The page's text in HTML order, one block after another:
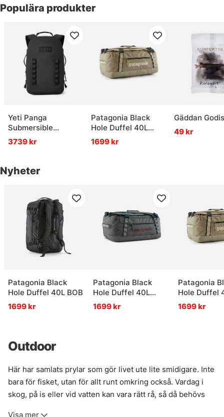
Populära produkter
Yeti Panga
Submersible
Backpack 28L Black
3739 kr
Patagonia Black
Hole Duffel 40L
WSTO
1699 kr
Gäddan Godis
49 kr
Nyheter
Patagonia Black
Hole Duffel 40L BOB
1699 kr
Patagonia Black
Hole Duffel 40L
NGRY
1699 kr
Patagonia
Hole Duffel
WSTO
1699 kr
Outdoor
Här har samlats prylar som gör livet ute lite smidigare. Inte
bara för fisket, utan för allt runt omkring också. Vardag i
skog, på is eller vid vatten kan vara rätt rå, så då behövs
Visa mer